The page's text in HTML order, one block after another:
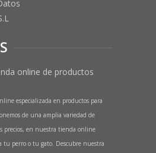
online de productos
especializada en productos para
de una amplia variedad de
precios, en nuestra tienda online
tu perro o tu gato. Descubre nuestra